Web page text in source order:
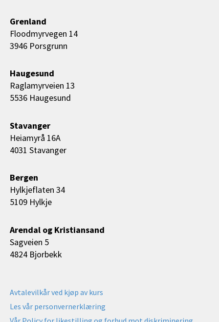
Grenland
Floodmyrvegen 14
3946 Porsgrunn
Haugesund
Raglamyrveien 13
5536 Haugesund
Stavanger
Heiamyrå 16A
4031 Stavanger
Bergen
Hylkjeflaten 34
5109 Hylkje
Arendal og Kristiansand
Sagveien 5
4824 Bjorbekk
Avtalevilkår ved kjøp av kurs
Les vår personvernerklæring